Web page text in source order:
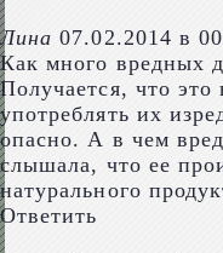
Лина 07.02.2014 в
Как много вредных
Получается, что
употреблять их
опасно. А в чем
слышала, что ее
натурального
Ответить